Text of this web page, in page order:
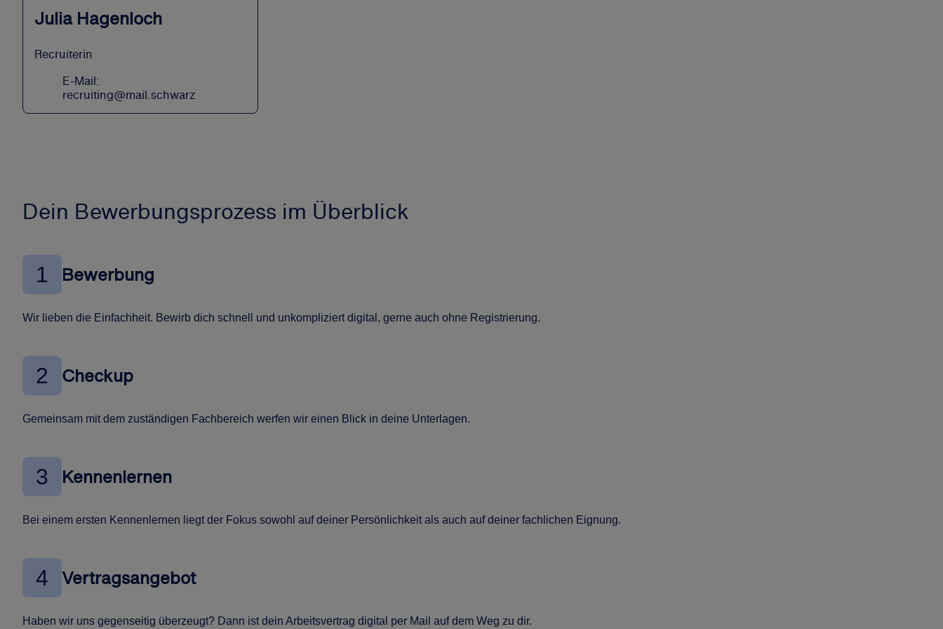
Julia Hagenloch
Recruiterin
E-Mail:
recruiting@mail.schwarz
Dein Bewerbungsprozess im Überblick
1 Bewerbung
Wir lieben die Einfachheit. Bewirb dich schnell und unkompliziert digital, gerne auch ohne Registrierung.
2 Checkup
Gemeinsam mit dem zuständigen Fachbereich werfen wir einen Blick in deine Unterlagen.
3 Kennenlernen
Bei einem ersten Kennenlernen liegt der Fokus sowohl auf deiner Persönlichkeit als auch auf deiner fachlichen Eignung.
4 Vertragsangebot
Haben wir uns gegenseitig überzeugt? Dann ist dein Arbeitsvertrag digital per Mail auf dem Weg zu dir.